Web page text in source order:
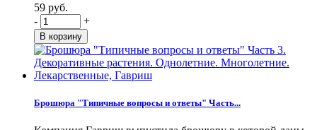
59 руб.
-
+
Брошюра "Типичные вопросы и ответы" Часть...